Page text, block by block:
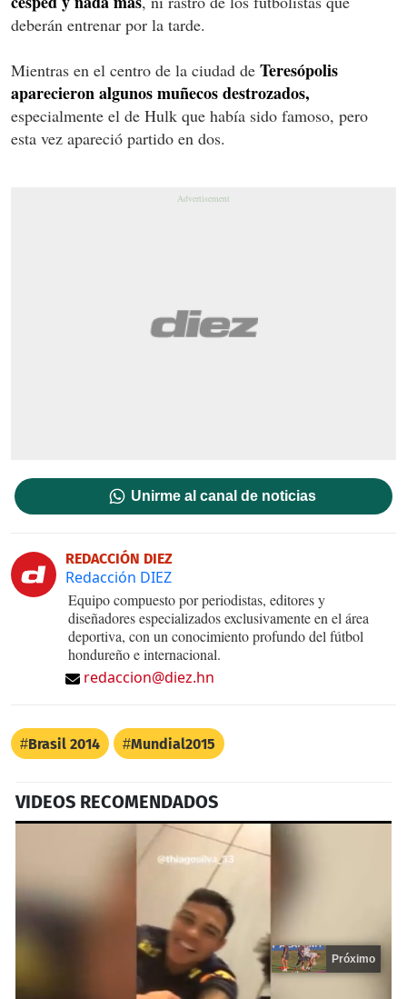
deberán entrenar por la tarde.
Mientras en el centro de la ciudad de Teresópolis
aparecieron algunos muñecos destrozados,
especialmente el de Hulk que había sido famoso, pero
esta vez apareció partido en dos.
Unirme al canal de noticias
REDACCIÓN DIEZ
Redacción DIEZ
Equipo compuesto por periodistas, editores y
diseñadores especializados exclusivamente en el área
deportiva, con un conocimiento profundo del fútbol
hondureño e internacional.
redaccion@diez.hn
Brasil 2014 Mundial2015
VIDEOS RECOMENDADOS
Próximo